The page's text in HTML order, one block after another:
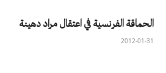
الحماقة الفرنسية في اعتقال مراد دهينة
2012-01-31